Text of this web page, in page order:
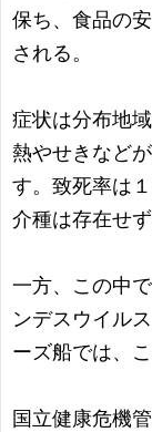
保ち、食品の
される。
症状は分布地
熱やせきなど
す。致死率は
介種は存在せ
一方、この中
ンデスウイル
ーズ船では、
国立健康危機